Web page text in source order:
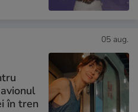
05 aug.
în tren